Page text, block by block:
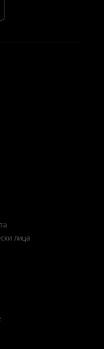
лица